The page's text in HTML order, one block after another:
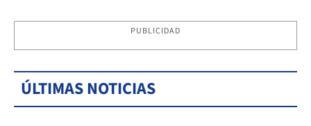
PUBLICIDAD
ÚLTIMAS NOTICIAS